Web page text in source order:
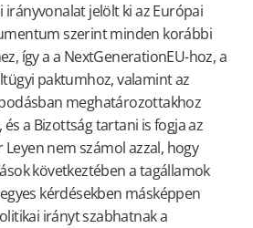
irányvonalat jelölt ki az Európai
szerint minden korábbi
így a a NextGenerationEU-hoz, a
paktumhoz, valamint az
meghatározottakhoz
a Bizottság tartani is fogja az
Leyen nem számol azzal, hogy
következtében a tagállamok
kérdésekben másképpen
irányt szabhatnak a